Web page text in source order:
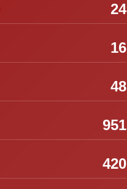
24
16
48
951
420